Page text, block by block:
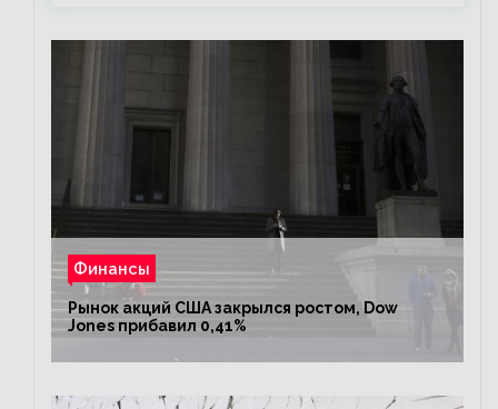
Финансы
Рынок акций США закрылся ростом, Dow
Jones прибавил 0,41%